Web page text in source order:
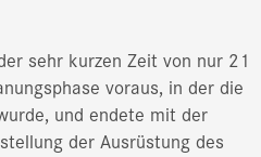
sehr kurzen Zeit von nur 21
voraus, in der die
und endete mit der
der Ausrüstung des